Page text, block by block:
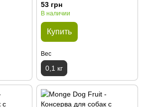
53 грн
В наличии
Купить
Вес
0,1 кг